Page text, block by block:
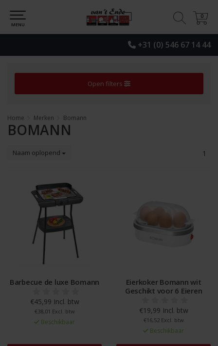
+31 (0) 546 67 14 44
0
0
MENU
Open filters
Home Merken Bomann
BOMANN
Naam oplopend 1
Barbecue de luxe Bomann
€45,99 Incl. btw
€38,01 Excl. btw
Beschikbaar
Eierkoker Bomann wit
Geschikt voor 6 Eieren
€19,99 Incl. btw
€16,52 Excl. btw
Beschikbaar